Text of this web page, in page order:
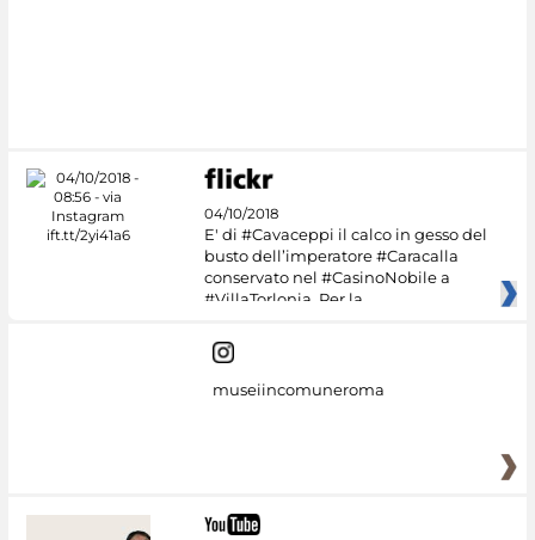
04/10/2018
E' di #Cavaceppi il calco in gesso del
busto dell’imperatore #Caracalla
conservato nel #CasinoNobile a
#VillaTorlonia. Per la
museiincomuneroma